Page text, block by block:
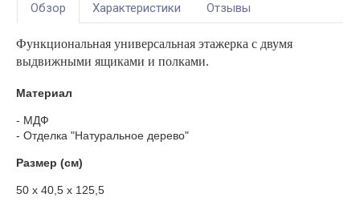
Обзор Характеристики Отзывы
Функциональная универсальная этажерка с двумя
выдвижными ящиками и полками.
Материал
- МДФ
- Отделка "Натуральное дерево"
Размер (см)
50 х 40,5 х 125,5